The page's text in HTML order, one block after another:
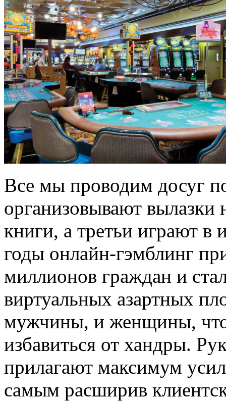
Все мы проводим досуг
организовывают вылазки
книги, а третьи играют в
годы онлайн-гэмблинг
миллионов граждан и
виртуальных азартных
мужчины, и женщины,
избавиться от хандры.
прилагают максимум
самым расширив